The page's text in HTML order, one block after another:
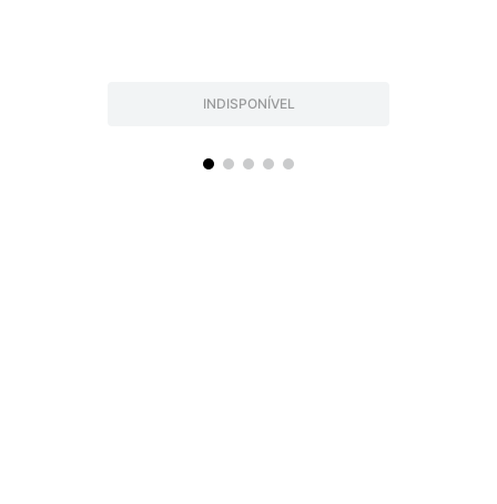
INDISPONÍVEL